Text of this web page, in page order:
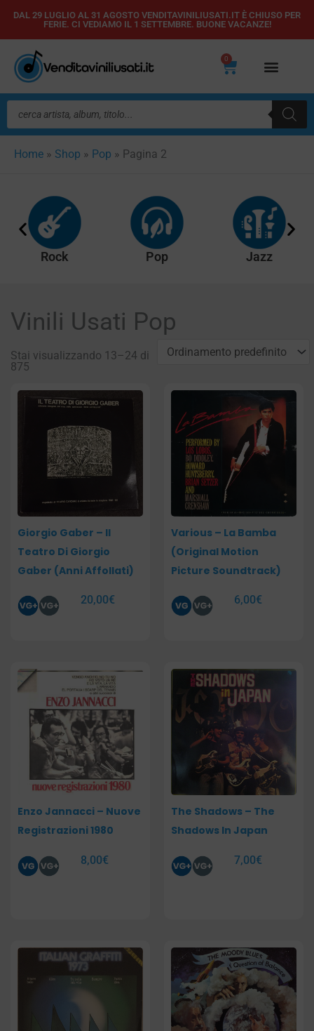
Vai
contenuto
DAL 29 LUGLIO AL 31 AGOSTO VENDITAVINILIUSATI.IT È CHIUSO PER
FERIE. CI VEDIAMO IL 1 SETTEMBRE. BUONE VACANZE!
0
Carrello
Ricerca
prodotti
Home » Shop » Pop » Pagina 2
Rock Pop Jazz
Vinili Usati Pop
Stai visualizzando 13–24 di
875
Giorgio Gaber – Il
Teatro Di Giorgio
Gaber (Anni Affollati)
20,00€
Various – La Bamba
(Original Motion
Picture Soundtrack)
6,00€
Enzo Jannacci – Nuove
Registrazioni 1980
8,00€
The Shadows – The
Shadows In Japan
7,00€
PaginaPaginaPaginaPagina Pagina